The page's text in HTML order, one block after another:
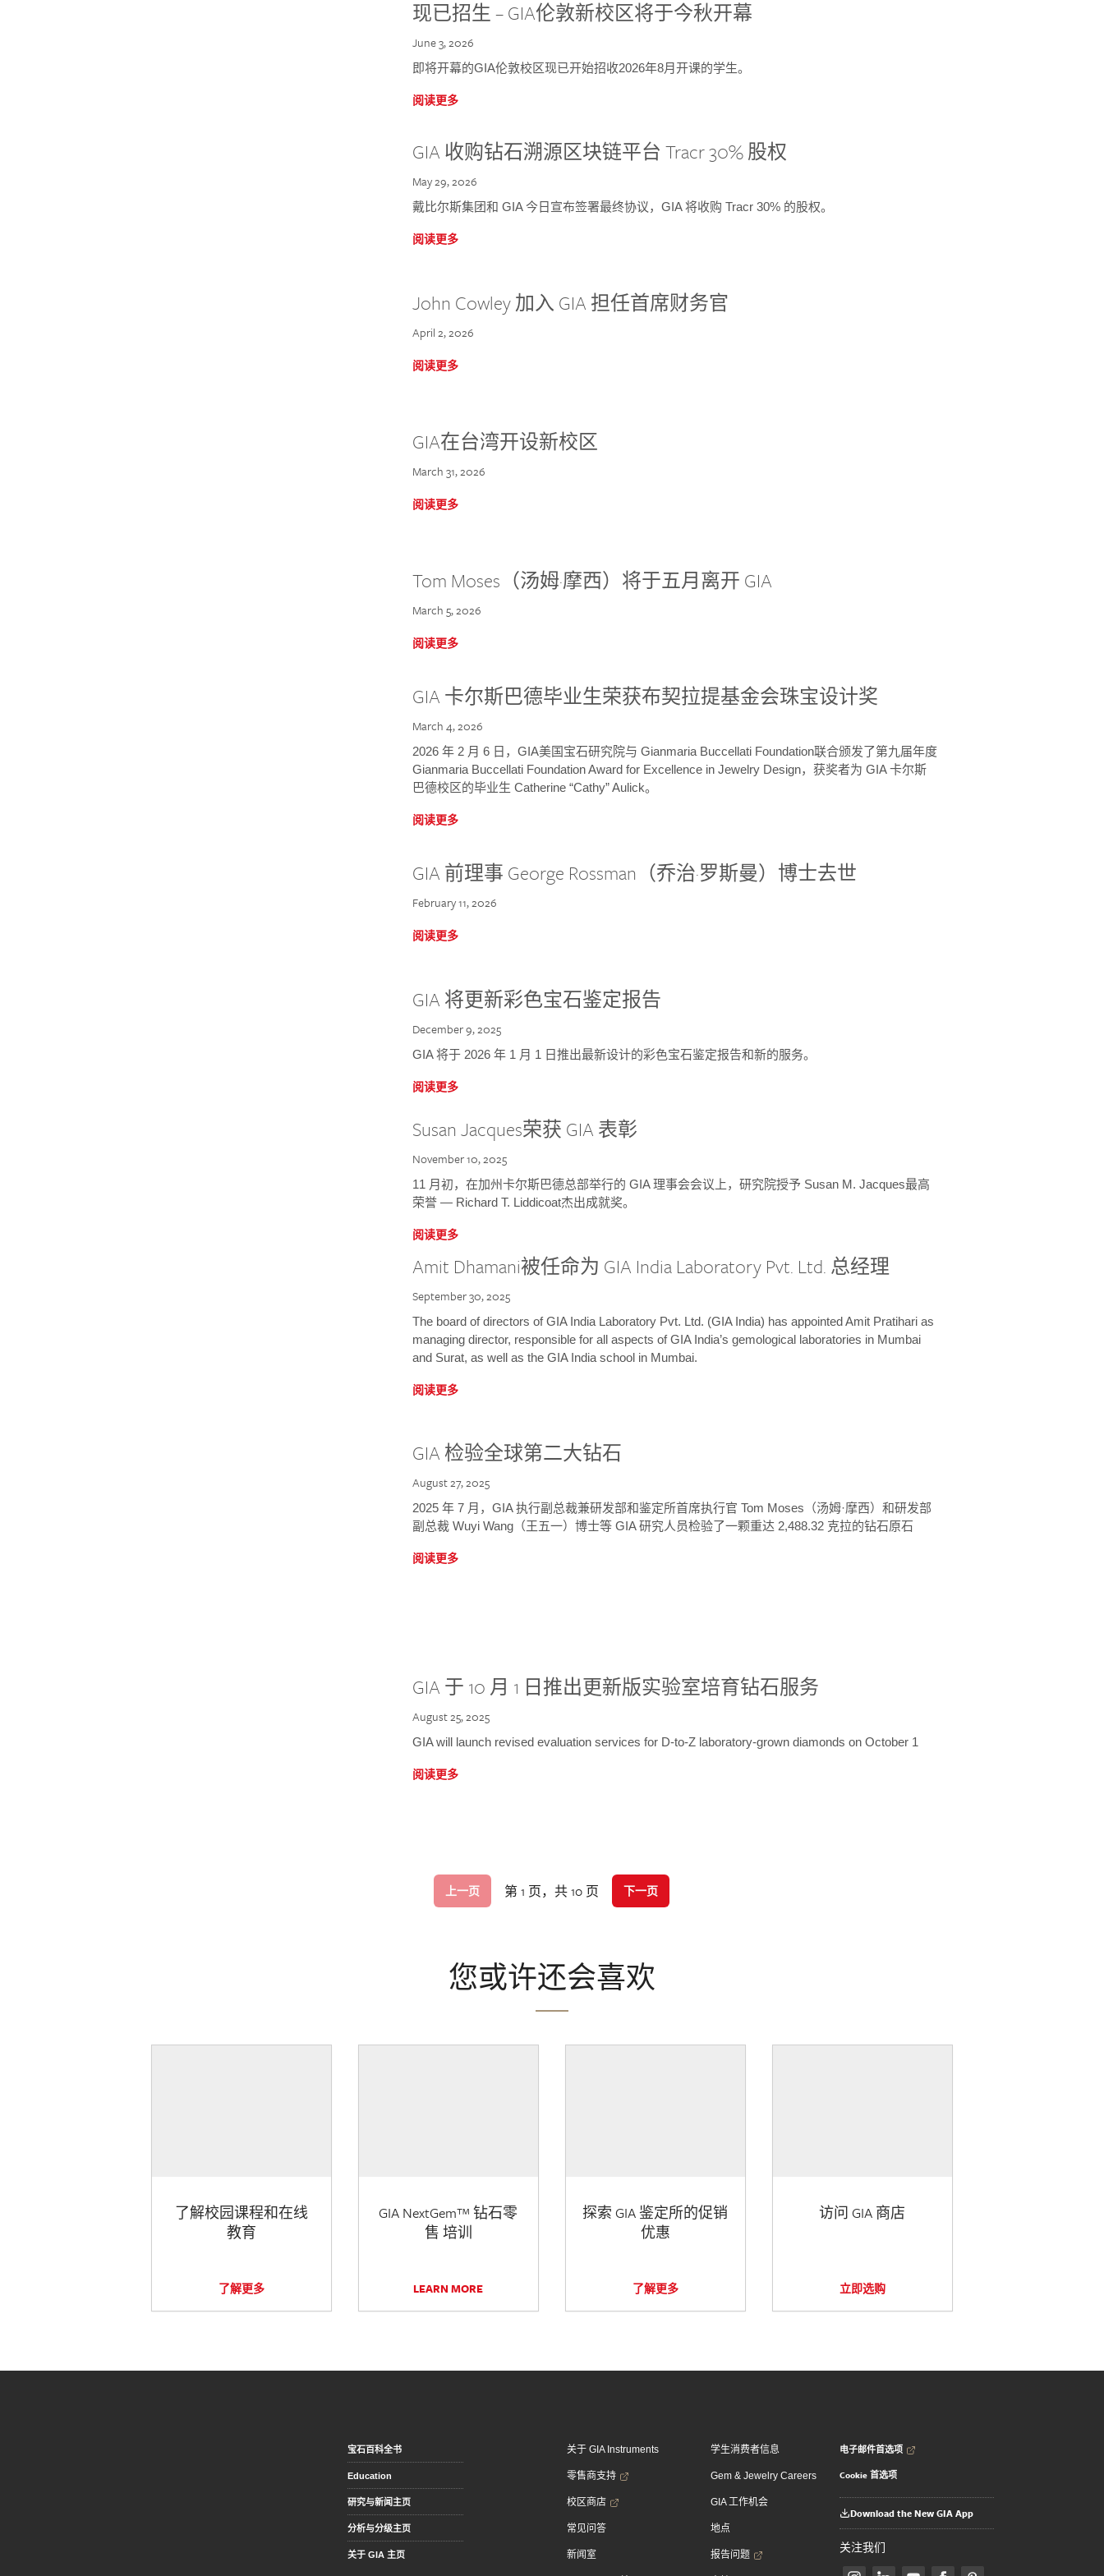
现已招生 – GIA伦敦新校区将于今秋开幕
June 3, 2026
即将开幕的GIA伦敦校区现已开始招收2026年8月开课的学生。
阅读更多
GIA 收购钻石溯源区块链平台 Tracr 30% 股权
May 29, 2026
戴比尔斯集团和 GIA 今日宣布签署最终协议，GIA 将收购 Tracr 30% 的股权。
阅读更多
John Cowley 加入 GIA 担任首席财务官
April 2, 2026
阅读更多
GIA在台湾开设新校区
March 31, 2026
阅读更多
Tom Moses（汤姆·摩西）将于五月离开 GIA
March 5, 2026
阅读更多
GIA 卡尔斯巴德毕业生荣获布契拉提基金会珠宝设计奖
March 4, 2026
2026 年 2 月 6 日，GIA美国宝石研究院与 Gianmaria Buccellati Foundation联合颁发了第九届年度
Gianmaria Buccellati Foundation Award for Excellence in Jewelry Design，获奖者为 GIA 卡尔斯
巴德校区的毕业生 Catherine “Cathy” Aulick。
阅读更多
GIA 前理事 George Rossman（乔治·罗斯曼）博士去世
February 11, 2026
阅读更多
GIA 将更新彩色宝石鉴定报告
December 9, 2025
GIA 将于 2026 年 1 月 1 日推出最新设计的彩色宝石鉴定报告和新的服务。
阅读更多
Susan Jacques荣获 GIA 表彰
November 10, 2025
11 月初，在加州卡尔斯巴德总部举行的 GIA 理事会会议上，研究院授予 Susan M. Jacques最高
荣誉 — Richard T. Liddicoat杰出成就奖。
阅读更多
Amit Dhamani被任命为 GIA India Laboratory Pvt. Ltd. 总经理
September 30, 2025
The board of directors of GIA India Laboratory Pvt. Ltd. (GIA India) has appointed Amit Pratihari as
managing director, responsible for all aspects of GIA India’s gemological laboratories in Mumbai
and Surat, as well as the GIA India school in Mumbai.
阅读更多
GIA 检验全球第二大钻石
August 27, 2025
2025 年 7 月，GIA 执行副总裁兼研发部和鉴定所首席执行官 Tom Moses（汤姆·摩西）和研发部
副总裁 Wuyi Wang（王五一）博士等 GIA 研究人员检验了一颗重达 2,488.32 克拉的钻石原石
阅读更多
GIA 于 10 月 1 日推出更新版实验室培育钻石服务
August 25, 2025
GIA will launch revised evaluation services for D-to-Z laboratory-grown diamonds on October 1
阅读更多
上一页 第 1 页，共 10 页 下一页
您或许还会喜欢
了解校园课程和在线
教育
了解更多
GIA NextGem™ 钻石零
售 培训
LEARN MORE
探索 GIA 鉴定所的促销
优惠
了解更多
访问 GIA 商店
立即选购
宝石百科全书
Education
研究与新闻主页
分析与分级主页
关于 GIA 主页
关于 GIA Instruments
零售商支持
校区商店
常见问答
新闻室
学生消费者信息
Gem & Jewelry Careers
GIA 工作机会
地点
报告问题
电子邮件首选项
Cookie 首选项
Download the New GIA App
关注我们